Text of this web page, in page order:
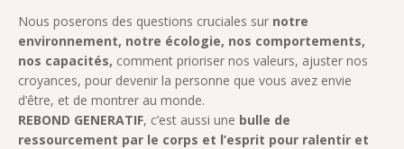
Nous poserons des questions cruciales sur notre
environnement, notre écologie, nos comportements,
nos capacités, comment prioriser nos valeurs, ajuster nos
croyances, pour devenir la personne que vous avez envie
d’être, et de montrer au monde.
REBOND GENERATIF, c’est aussi une bulle de
ressourcement par le corps et l’esprit pour ralentir et